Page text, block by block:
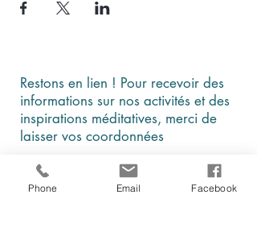
Restons en lien ! Pour recevoir des
informations sur nos activités et des
inspirations méditatives, merci de
laisser vos coordonnées
Phone Email Facebook